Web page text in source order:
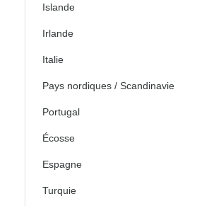
Islande
Irlande
Italie
Pays nordiques / Scandinavie
Portugal
Écosse
Espagne
Turquie